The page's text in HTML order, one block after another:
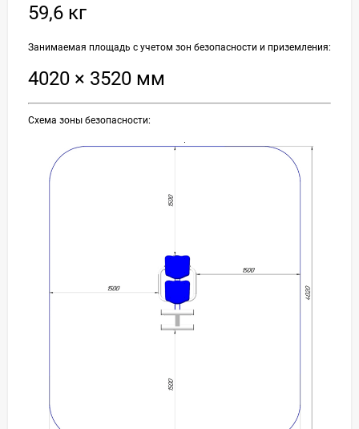
59,6 кг
Занимаемая площадь с учетом зон безопасности и приземления:
4020 × 3520 мм
Схема зоны безопасности: